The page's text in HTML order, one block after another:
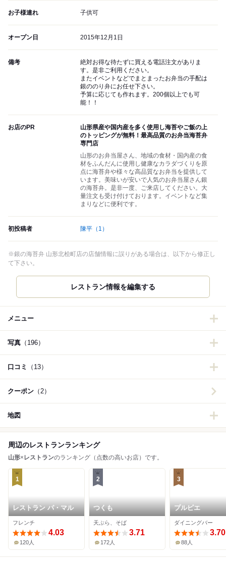
お子様連れ 子供可
オープン日 2015年12月1日
備考
絶対お得な待たずに買える電話注文がありま
す。是非ご利用ください。
またイベントなどでまとまったお弁当の手配は
銀ののり弁にお任せ下さい。
予算に応じても作れます。200個以上でも可
能！！
お店のPR
山形県産や国内産を多く使用し海苔やご飯の上
のトッピングが無料！最高品質のお弁当海苔弁
専門店
山形のお弁当屋さん、地域の食材・国内産の食
材をふんだんに使用し健康なカラダづくりを原
点に海苔弁や様々な高品質なお弁当を提供して
います。美味いが安いで人気のお弁当屋さん銀
の海苔弁。是非一度、ご来店してください。大
量注文も受け付けております。イベントなど集
まりなどに便利です。
初投稿者 陳平 （1）
※銀の海苔弁 山形北桧町店の店舗情報に誤りがある場合は、以下から修正し
て下さい。
レストラン情報を編集する
メニュー
写真 （196）
口コミ （13）
クーポン （2）
地図
周辺のレストランランキング
山形× レストランのランキング（点数の高いお店）です。
1
レストラン パ・マル
フレンチ
4.03
120人
2
つくも
天ぷら、そば
3.71
172人
3
プルピエ
ダイニングバー
3.70
88人